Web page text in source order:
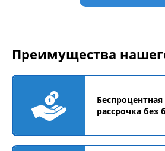
Преимущества
Беспроцентная
рассрочка без